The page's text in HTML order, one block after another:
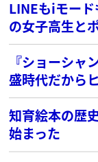
LINEもiモー
の女子高生と
『ショーシャ
盛時代だから
知育絵本の歴
始まった